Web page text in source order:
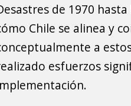
de 1970
Chile se alinea y
a
esfuerzos